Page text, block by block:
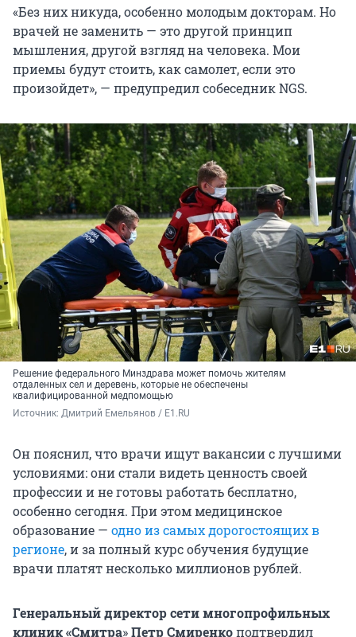
«Без них никуда, особенно молодым докторам. Но
врачей не заменить — это другой принцип
мышления, другой взгляд на человека. Мои
приемы будут стоить, как самолет, если это
произойдет», — предупредил собеседник NGS.
Решение федерального Минздрава может помочь жителям
отдаленных сел и деревень, которые не обеспечены
квалифицированной медпомощью
Источник: Дмитрий Емельянов / E1.RU
Он пояснил, что врачи ищут вакансии с лучшими
условиями: они стали видеть ценность своей
профессии и не готовы работать бесплатно,
особенно сегодня. При этом медицинское
образование — одно из самых дорогостоящих в
регионе, и за полный курс обучения будущие
врачи платят несколько миллионов рублей.
Генеральный директор сети многопрофильных
клиник «Смитра»Петр Смиренкоподтвердил